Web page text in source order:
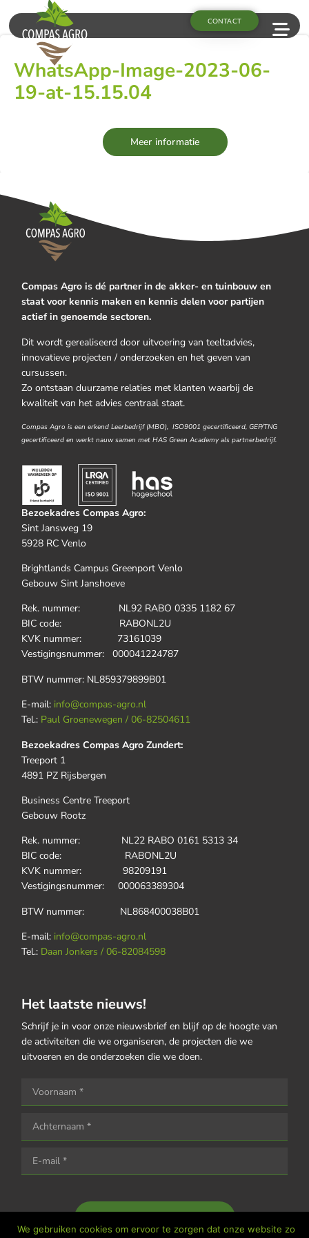
CONTACT
WhatsApp-Image-2023-06-
19-at-15.15.04
Meer informatie
Compas Agro is dé partner in de akker- en tuinbouw en
staat voor kennis maken en kennis delen voor partijen
actief in genoemde sectoren.
Dit wordt gerealiseerd door uitvoering van teeltadvies,
innovatieve projecten / onderzoeken en het geven van
cursussen.
Zo ontstaan duurzame relaties met klanten waarbij de
kwaliteit van het advies centraal staat.
Compas Agro is een erkend Leerbedrijf (MBO), ISO9001 gecertificeerd, GEP/TNG
gecertificeerd en werkt nauw samen met HAS Green Academy als partnerbedrijf.
Bezoekadres Compas Agro:
Sint Jansweg 19
5928 RC Venlo
Brightlands Campus Greenport Venlo
Gebouw Sint Janshoeve
Rek. nummer: NL92 RABO 0335 1182 67
BIC code: RABONL2U
KVK nummer: 73161039
Vestigingsnummer: 000041224787
BTW nummer: NL859379899B01
E-mail: info@compas-agro.nl
Tel.: Paul Groenewegen / 06-82504611
Bezoekadres Compas Agro Zundert:
Treeport 1
4891 PZ Rijsbergen
Business Centre Treeport
Gebouw Rootz
Rek. nummer: NL22 RABO 0161 5313 34
BIC code: RABONL2U
KVK nummer: 98209191
Vestigingsnummer: 000063389304
BTW nummer: NL868400038B01
E-mail: info@compas-agro.nl
Tel.: Daan Jonkers / 06-82084598
Het laatste nieuws!
Schrijf je in voor onze nieuwsbrief en blijf op de hoogte van
de activiteiten die we organiseren, de projecten die we
uitvoeren en de onderzoeken die we doen.
We gebruiken cookies om ervoor te zorgen dat onze website zo